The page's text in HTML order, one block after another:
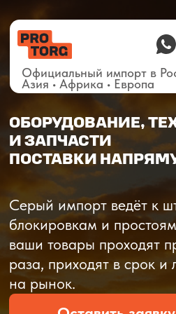
О компании
Официальный импорт в Россию
Азия • Африка • Европа
ОБОРУДОВАНИЕ, ТЕХНИКА
Рассчитать стоимость
Рассчитать стоимость
Серый импорт ведёт к штрафам,
блокировкам и простоям. C PRO
ваши товары проходят проверки с
раза, приходят в срок и легально
на рынок.
Оставить заявку